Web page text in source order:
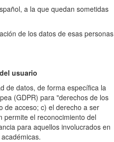
a la que quedan sometidas
de los datos de esas personas
usuario
de datos, de forma específica la
(GDPR) para "derechos de los
de acceso; c) el derecho a ser
permite el reconocimiento del
para aquellos involucrados en